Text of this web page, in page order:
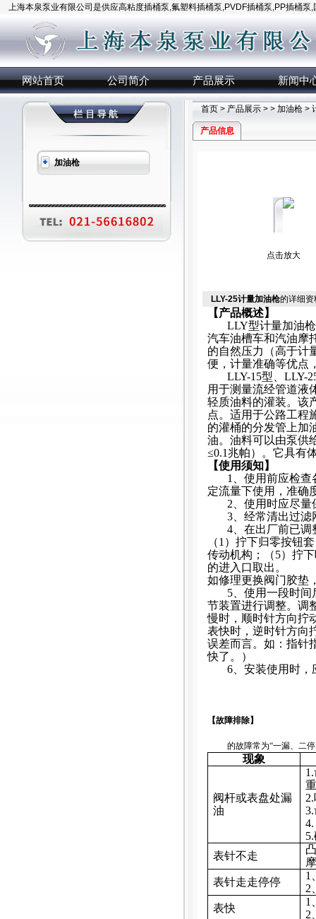
上海本泉泵业有限公司是供应高粘度插桶泵,氟塑料插桶泵,PVDF插桶泵,PP插桶泵
网站首页 公司简介 产品展示 新闻中
加油枪
首页 > 产品展示 > > 加油枪 >
产品信息
点击放大
LLY-25计量加油枪的详细资
【产品概述】
LLY型计量加油
汽车油槽车和汽油摩
的自然压力
（高于计
便，计量准确等优点
LLY-15型、 LLY-
用于测量流经管道液
轻质油料的灌装。该
点。适用于公路工程
的灌桶的分发管上加
油。油料可以由泵供
≤0.1兆帕）。它具有
【使用须知】
1
、使用前应检查
定流量下使用，准确
2 、使用时应尽
3 、经常清出过
4
在出厂前已调
（1 ）拧下归零按钮
传动机构；（5）拧
的进入口取出。
如修理更换阀门胶垫
5
使用一段时间
节装置进行调整。调
慢时，顺时针方向拧
表快时，逆时针方向
误差而言。如：指针
快了。）
6 、安装使用时
【故障排除】
的故障常为“一漏、二
现象
阀杆或表盘处漏
油
1.
2.
3.
5.
表针不走
表针走走停停
1
2
表快
1
2